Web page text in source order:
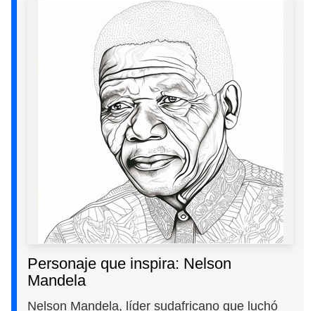
Personaje que inspira: Nelson
Mandela
Nelson Mandela, líder sudafricano que luchó